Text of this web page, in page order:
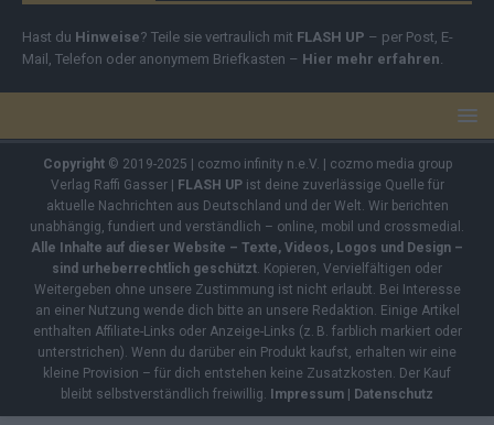
Hast du Hinweise? Teile sie vertraulich mit FLASH UP – per Post, E-
Mail, Telefon oder anonymem Briefkasten – Hier mehr erfahren.
Copyright© 2019-2025 | cozmo infinity n.e.V. | cozmo media group
Verlag Raffi Gasser |
FLASH UPist deine zuverlässige Quelle für
aktuelle Nachrichten aus Deutschland und der Welt. Wir berichten
unabhängig, fundiert und verständlich – online, mobil und crossmedial.
Alle Inhalte auf dieser Website – Texte, Videos, Logos und Design –
sind urheberrechtlich geschützt. Kopieren, Vervielfältigen oder
Weitergeben ohne unsere Zustimmung ist nicht erlaubt. Bei Interesse
an einer Nutzung wende dich bitte an unsere Redaktion. Einige Artikel
enthalten Affiliate-Links oder Anzeige-Links (z. B. farblich markiert oder
unterstrichen). Wenn du darüber ein Produkt kaufst, erhalten wir eine
kleine Provision – für dich entstehen keine Zusatzkosten. Der Kauf
bleibt selbstverständlich freiwillig.
Impressum Datenschutz